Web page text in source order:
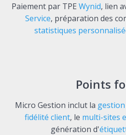
Paiement par TPE Wynid, lien
Service, préparation des
statistiques
Points
Micro Gestion inclut la
fidélité client, le multi-sites
génération d'